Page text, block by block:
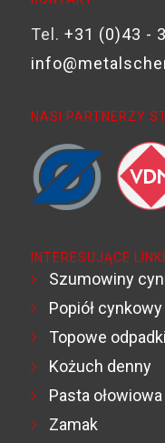
Tel. +31 (0)43 -
NASI PARTNERZY
INTERESUJĄCE LINKI
Szumowiny
Popiół cynkowy
Topowe odpadki
Kożuch denny
Pasta ołowiowa
Zamak